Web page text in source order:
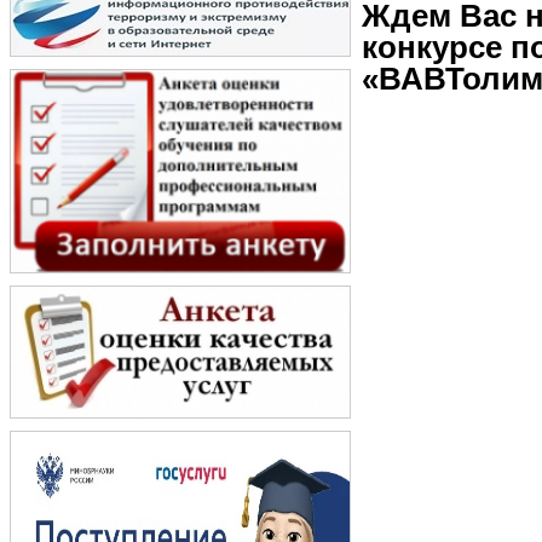
Ждем Вас
конкурсе